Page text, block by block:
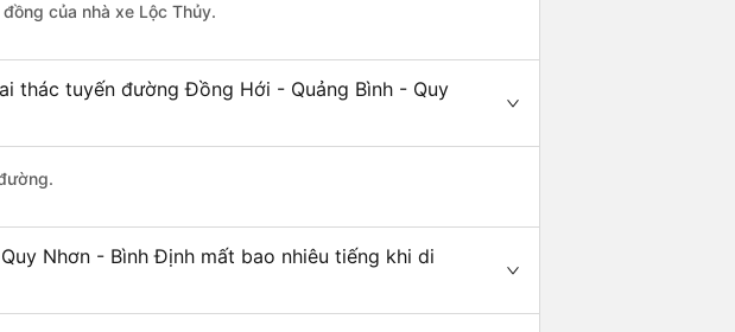
của nhà xe Lộc Thủy.
thác tuyến đường Đồng Hới - Quảng Bình - Quy
Nhơn - Bình Định mất bao nhiêu tiếng khi di